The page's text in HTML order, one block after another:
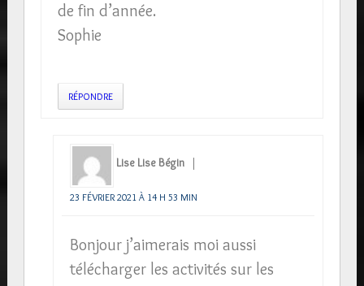
de fin d’année.
Sophie
RÉPONDRE
Lise Lise Bégin
23 FÉVRIER 2021 À 14 H 53 MIN
Bonjour j’aimerais moi aussi
télécharger les activités sur les